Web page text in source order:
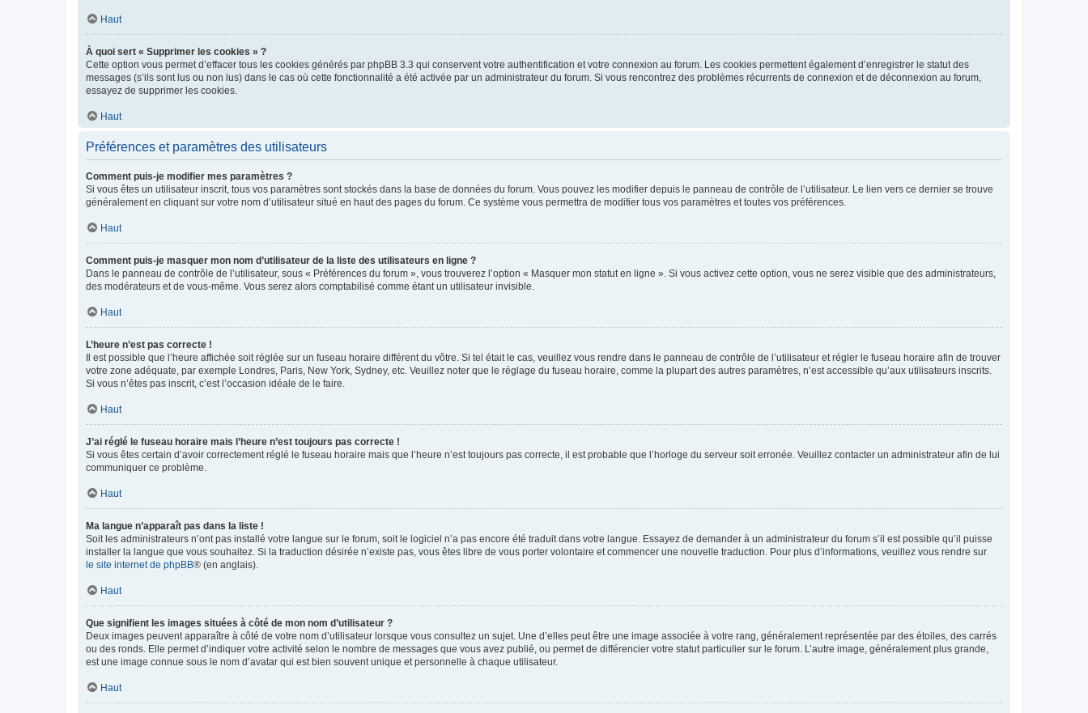
Haut
À quoi sert « Supprimer les cookies » ?
Cette option vous permet d’effacer tous les cookies générés par phpBB 3.3 qui conservent votre authentification et votre connexion au forum. Les cookies permettent également d’enregistrer le statut des
messages (s’ils sont lus ou non lus) dans le cas où cette fonctionnalité a été activée par un administrateur du forum. Si vous rencontrez des problèmes récurrents de connexion et de déconnexion au forum,
essayez de supprimer les cookies.
Haut
Préférences et paramètres des utilisateurs
Comment puis-je modifier mes paramètres ?
Si vous êtes un utilisateur inscrit, tous vos paramètres sont stockés dans la base de données du forum. Vous pouvez les modifier depuis le panneau de contrôle de l’utilisateur. Le lien vers ce dernier se trouve
généralement en cliquant sur votre nom d’utilisateur situé en haut des pages du forum. Ce système vous permettra de modifier tous vos paramètres et toutes vos préférences.
Haut
Comment puis-je masquer mon nom d’utilisateur de la liste des utilisateurs en ligne ?
Dans le panneau de contrôle de l’utilisateur, sous « Préférences du forum », vous trouverez l’option « Masquer mon statut en ligne ». Si vous activez cette option, vous ne serez visible que des administrateurs,
des modérateurs et de vous-même. Vous serez alors comptabilisé comme étant un utilisateur invisible.
Haut
L’heure n’est pas correcte !
Il est possible que l’heure affichée soit réglée sur un fuseau horaire différent du vôtre. Si tel était le cas, veuillez vous rendre dans le panneau de contrôle de l’utilisateur et régler le fuseau horaire afin de trouver
votre zone adéquate, par exemple Londres, Paris, New York, Sydney, etc. Veuillez noter que le réglage du fuseau horaire, comme la plupart des autres paramètres, n’est accessible qu’aux utilisateurs inscrits.
Si vous n’êtes pas inscrit, c’est l’occasion idéale de le faire.
Haut
J’ai réglé le fuseau horaire mais l’heure n’est toujours pas correcte !
Si vous êtes certain d’avoir correctement réglé le fuseau horaire mais que l’heure n’est toujours pas correcte, il est probable que l’horloge du serveur soit erronée. Veuillez contacter un administrateur afin de lui
communiquer ce problème.
Haut
Ma langue n’apparaît pas dans la liste !
Soit les administrateurs n’ont pas installé votre langue sur le forum, soit le logiciel n’a pas encore été traduit dans votre langue. Essayez de demander à un administrateur du forum s’il est possible qu’il puisse
installer la langue que vous souhaitez. Si la traduction désirée n’existe pas, vous êtes libre de vous porter volontaire et commencer une nouvelle traduction. Pour plus d’informations, veuillez vous rendre sur
le site internet de phpBB® (en anglais).
Haut
Que signifient les images situées à côté de mon nom d’utilisateur ?
Deux images peuvent apparaître à côté de votre nom d’utilisateur lorsque vous consultez un sujet. Une d’elles peut être une image associée à votre rang, généralement représentée par des étoiles, des carrés
ou des ronds. Elle permet d’indiquer votre activité selon le nombre de messages que vous avez publié, ou permet de différencier votre statut particulier sur le forum. L’autre image, généralement plus grande,
est une image connue sous le nom d’avatar qui est bien souvent unique et personnelle à chaque utilisateur.
Haut